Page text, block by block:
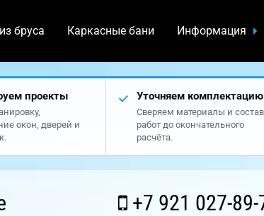
бруса Каркасные бани Информация
проекты
окон, дверей и
Уточняем комплектацию
Сверяем материалы и состав
работ до окончательного
расчёта.
+7 921 027-89-